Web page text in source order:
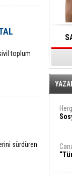
toplum
sürdüren